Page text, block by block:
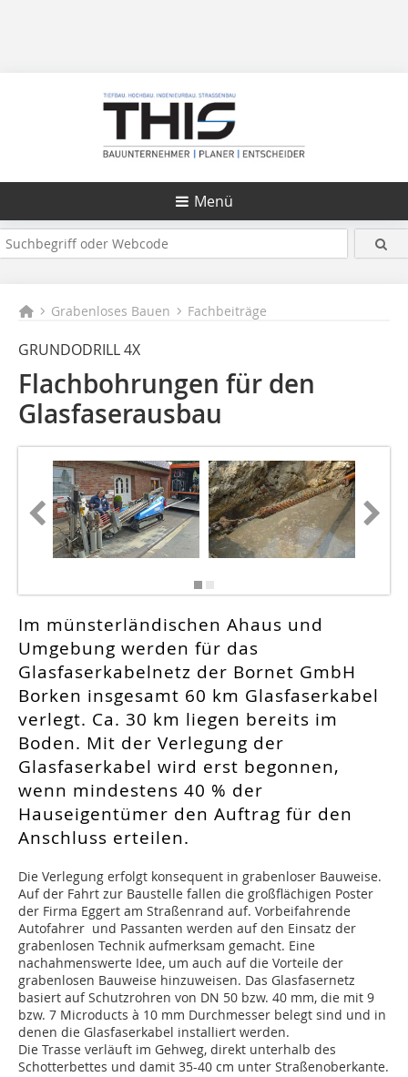
Menü
Grabenloses Bauen Fachbeiträge
GRUNDODRILL 4X
Flachbohrungen für den
Glasfaserausbau
Im münsterländischen Ahaus und
Umgebung werden für das
Glasfaserkabelnetz der Bornet GmbH
Borken insgesamt 60 km Glasfaserkabel
verlegt. Ca. 30 km liegen bereits im
Boden. Mit der Verlegung der
Glasfaserkabel wird erst begonnen,
wenn mindestens 40 % der
Hauseigentümer den Auftrag für den
Anschluss erteilen.
Die Verlegung erfolgt konsequent in grabenloser Bauweise.
Auf der Fahrt zur Baustelle fallen die großflächigen Poster
der Firma Eggert am Straßenrand auf. Vorbeifahrende
Autofahrer und Passanten werden auf den Einsatz der
grabenlosen Technik aufmerksam gemacht. Eine
nachahmenswerte Idee, um auch auf die Vorteile der
grabenlosen Bauweise hinzuweisen. Das Glasfasernetz
basiert auf Schutzrohren von DN 50 bzw. 40 mm, die mit 9
bzw. 7 Microducts à 10 mm Durchmesser belegt sind und in
denen die Glasfaserkabel installiert werden.
Die Trasse verläuft im Gehweg, direkt unterhalb des
Schotterbettes und damit 35-40 cm unter Straßenoberkante.